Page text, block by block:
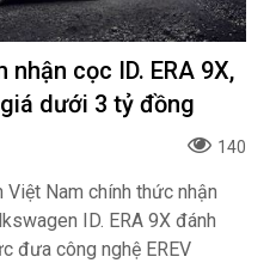
cọc ID. ERA 9X,
dưới 3 tỷ đồng
140
Nam chính thức nhận
ID. ERA 9X đánh
đưa công nghệ EREV